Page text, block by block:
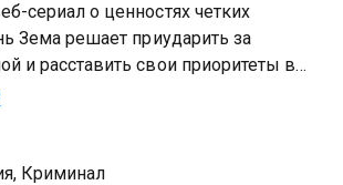
сериал о ценностях четких
Зема решает приударить за
и расставить свои приоритеты в
Мила застукивает своего
с дворовым пацаном
живет по понятиям. Зема не только
Криминал